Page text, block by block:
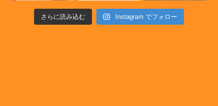
さらに読み込む Instagram でフォロー